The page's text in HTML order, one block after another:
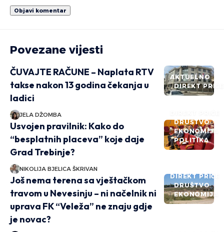
Povezane vijesti
AKTUELNO
DIREKT PRIČE
ČUVAJTE RAČUNE – Naplata RTV
takse nakon 13 godina čekanja u
ladici
JELA DŽOMBA
DRUŠTVO
EKONOMIJA
POLITIKA
Usvojen pravilnik: Kako do
“besplatnih placeva” koje daje
Grad Trebinje?
NIKOLIJA BJELICA ŠKRIVAN
DIREKT PRIČE
DRUŠTVO
EKONOMIJA
Još nema terena sa vještačkom
travom u Nevesinju – ni načelnik ni
uprava FK “Veleža” ne znaju gdje
je novac?